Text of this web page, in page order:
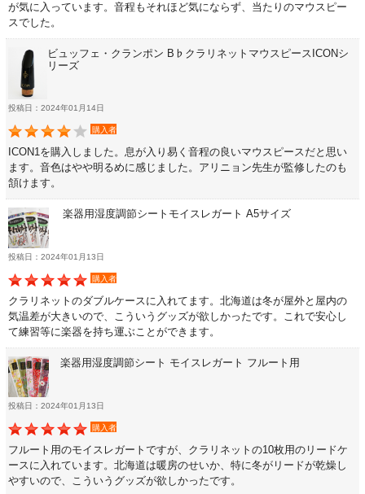
が気に入っています。音程もそれほど気にならず、当たりのマウスピー
スでした。
ビュッフェ・クランポン B♭クラリネットマウスピースICONシ
リーズ
投稿日：2024年01月14日
購入者
ICON1を購入しました。息が入り易く音程の良いマウスピースだと思い
ます。音色はやや明るめに感じました。アリニョン先生が監修したのも
頷けます。
楽器用湿度調節シートモイスレガート A5サイズ
投稿日：2024年01月13日
購入者
クラリネットのダブルケースに入れてます。北海道は冬が屋外と屋内の
気温差が大きいので、こういうグッズが欲しかったです。これで安心し
て練習等に楽器を持ち運ぶことができます。
楽器用湿度調節シート モイスレガート フルート用
投稿日：2024年01月13日
購入者
フルート用のモイスレガートですが、クラリネットの10枚用のリードケ
ースに入れています。北海道は暖房のせいか、特に冬がリードが乾燥し
やすいので、こういうグッズが欲しかったです。
譜面台・指揮棒
音楽ギフト・雑貨
書籍・CD
ソロ楽譜・曲集
中古・アウトレット
アウトレット
中古楽器
今月のお買い得品